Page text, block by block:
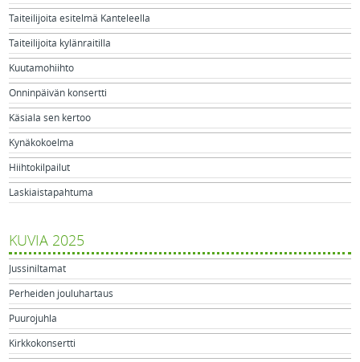
Taiteilijoita esitelmä Kanteleella
Taiteilijoita kylänraitilla
Kuutamohiihto
Onninpäivän konsertti
Käsiala sen kertoo
Kynäkokoelma
Hiihtokilpailut
Laskiaistapahtuma
KUVIA 2025
Jussiniltamat
Perheiden jouluhartaus
Puurojuhla
Kirkkokonsertti